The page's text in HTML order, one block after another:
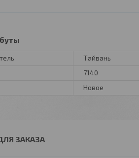
Тайвань
7140
Новое
ЗАКАЗА